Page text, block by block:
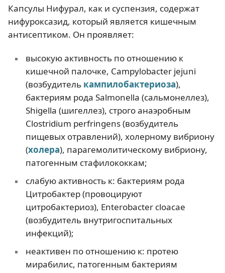
Капсулы Нифурал, как и суспензия, содержат
нифуроксазид, который является кишечным
антисептиком. Он проявляет:
высокую активность по отношению к
кишечной палочке, Campylobacter jejuni
(возбудитель кампилобактериоза),
бактериям рода Salmonella (сальмонеллез),
Shigella (шигеллез), строго анаэробным
Clostridium perfringens (возбудитель
пищевых отравлений), холерному вибриону
(холера), парагемолитическому вибриону,
патогенным стафилококкам;
слабую активность к: бактериям рода
Цитробактер (провоцируют
цитробактериоз), Enterobacter cloacae
(возбудитель внутригоспитальных
инфекций);
неактивен по отношению к: протею
мирабилис, патогенным бактериям